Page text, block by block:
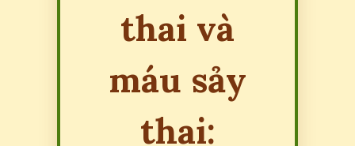
thai và
máu sảy
thai: